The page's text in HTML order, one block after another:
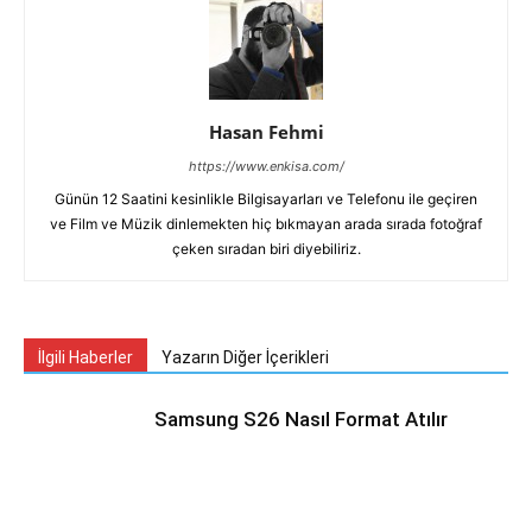
Hasan Fehmi
https://www.enkisa.com/
Günün 12 Saatini kesinlikle Bilgisayarları ve Telefonu ile geçiren
ve Film ve Müzik dinlemekten hiç bıkmayan arada sırada fotoğraf
çeken sıradan biri diyebiliriz.
İlgili Haberler Yazarın Diğer İçerikleri
Samsung S26 Nasıl Format Atılır